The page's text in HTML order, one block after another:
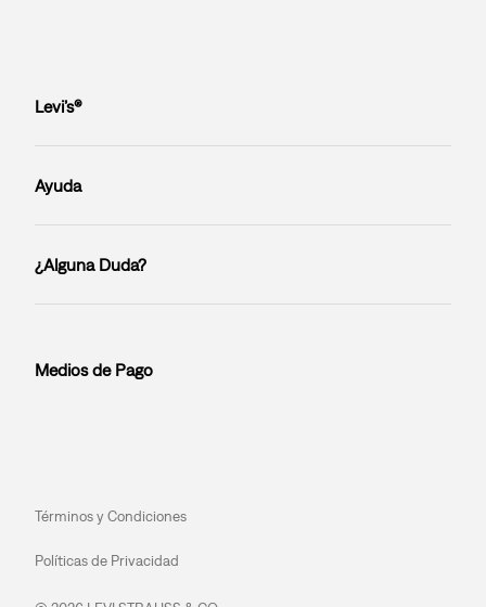
Levi’s®
Ayuda
¿Alguna Duda?
Medios de Pago
Términos y Condiciones
Políticas de Privacidad